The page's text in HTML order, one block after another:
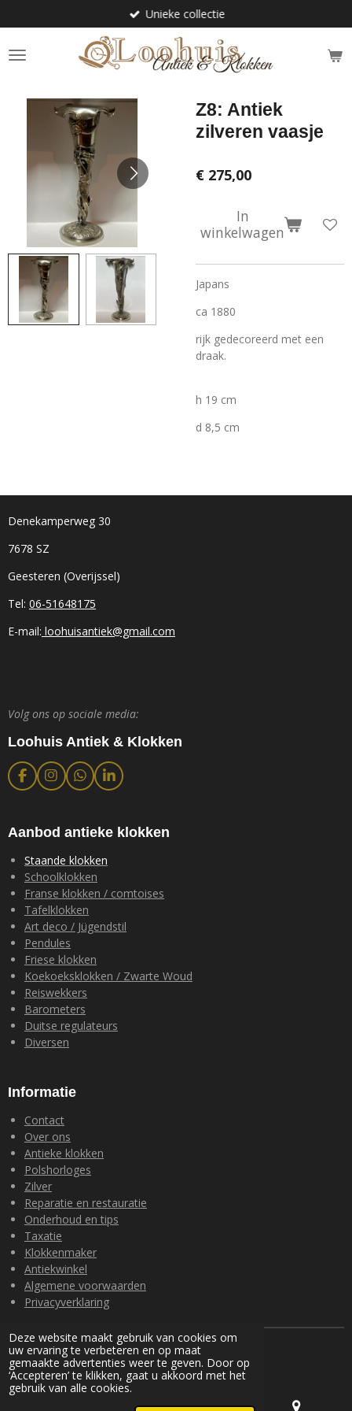
Deze website maakt gebruik van cookies om
uw ervaring te verbeteren en op maat
gemaakte advertenties weer te geven. Door op
‘Accepteren’ te klikken, gaat u akkoord met het
gebruik van alle cookies.
direct
naar
de
Unieke collectie
Z8: Antiek
zilveren vaasje
€ 275,00
In
winkelwagen
Japans
ca 1880
rijk gedecoreerd met een
draak.
h 19 cm
d 8,5 cm
Denekamperweg 30
7678 SZ
Geesteren (Overijssel)
Tel: 06-51648175
E-mail: loohuisantiek@gmail.com
Volg ons op sociale media:
Loohuis Antiek & Klokken
F
a
b
o
k
I
n
a
r
a
m
W
h
s
p
p
L
i
e
Aanbod antieke klokken
Staande klokken
Schoolklokken
Franse klokken / comtoises
Tafelklokken
Art deco / Jügendstil
Pendules
Friese klokken
Koekoeksklokken / Zwarte Woud
Reiswekkers
Barometers
Duitse regulateurs
Diversen
Informatie
Contact
Over ons
Antieke klokken
Polshorloges
Zilver
Reparatie en restauratie
Onderhoud en tips
Taxatie
Klokkenmaker
Antiekwinkel
Algemene voorwaarden
Privacyverklaring
© 2024 Loohuis Antiek en Klokken
Powered byJouwWeb